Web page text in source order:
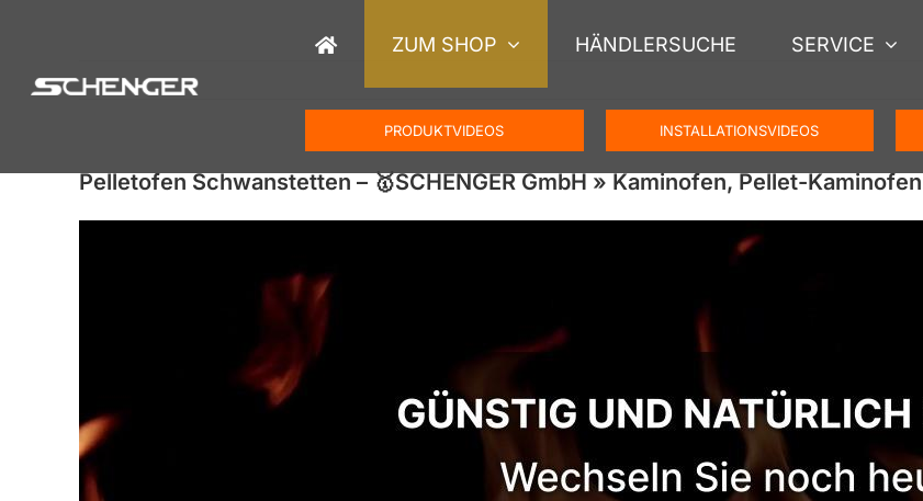
springen
ZUM SHOP HÄNDLERSUCHE SERVICE
PRODUKTVIDEOS INSTALLATIONSVIDEOS
Pelletofen Schwanstetten – 🥇SCHENGER GmbH » Kaminofen, Pellet-Kaminofen